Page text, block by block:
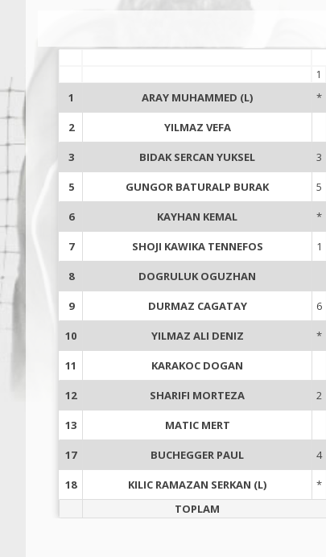
1
1 ARAY MUHAMMED (L) *
2 YILMAZ VEFA
3 BIDAK SERCAN YUKSEL 3
5 GUNGOR BATURALP BURAK 5
6 KAYHAN KEMAL *
7 SHOJI KAWIKA TENNEFOS 1
8 DOGRULUK OGUZHAN
9 DURMAZ CAGATAY 6
10 YILMAZ ALI DENIZ *
11 KARAKOC DOGAN
12 SHARIFI MORTEZA 2
13 MATIC MERT
17 BUCHEGGER PAUL 4
18 KILIC RAMAZAN SERKAN (L) *
TOPLAM